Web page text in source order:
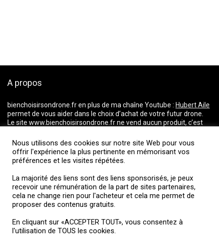
A propos
bienchoisirsondrone.fren plus de ma chaîne Youtube : Hubert Aile
permet de vous aider dans le choix d’achat de votre futur drone.
Le site www.bienchoisirsondrone.fr ne vend aucun produit, c’est
d’un drone. Il répertorie les prix du marché et vous dirige vers les
magasins proposant les meilleurs tarifs.
La majorité des liens ci-dessus incluent une commission d’affiliation ou
rémunération de la part de sites partenaires, cela ne change rien pour
l’acheteur et cela me permet de proposer des contenus gratuits.
Suivez-moi
Nous utilisons des cookies sur notre site Web pour vous
offrir l'expérience la plus pertinente en mémorisant vos
préférences et les visites répétées.
La majorité des liens sont des liens sponsorisés, je peux
recevoir une rémunération de la part de sites partenaires,
cela ne change rien pour l'acheteur et cela me permet de
proposer des contenus gratuits.
En cliquant sur «ACCEPTER TOUT», vous consentez à
l'utilisation de TOUS les cookies.